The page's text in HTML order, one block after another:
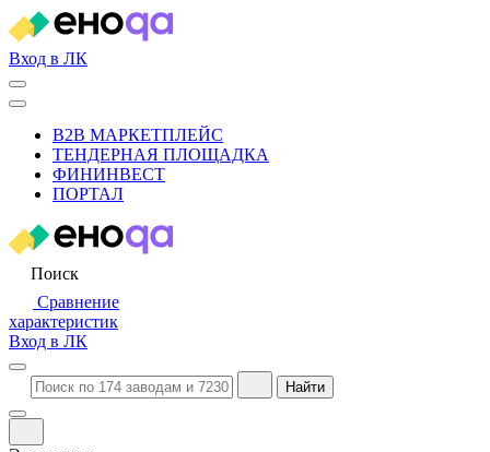
Вход в ЛК
B2B МАРКЕТПЛЕЙС
ТЕНДЕРНАЯ ПЛОЩАДКА
ФИНИНВЕСТ
ПОРТАЛ
Поиск
Сравнение
характеристик
Вход в ЛК
Найти